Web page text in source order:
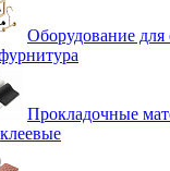
Оборудование
Прокладочные